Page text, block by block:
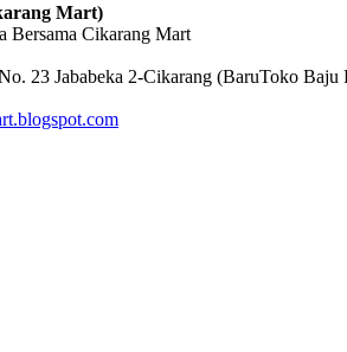
Mart)
Bersama Cikarang Mart
23 Jababeka 2-Cikarang (BaruToko Baju